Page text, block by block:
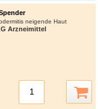
neigende Haut
Arzneimittel